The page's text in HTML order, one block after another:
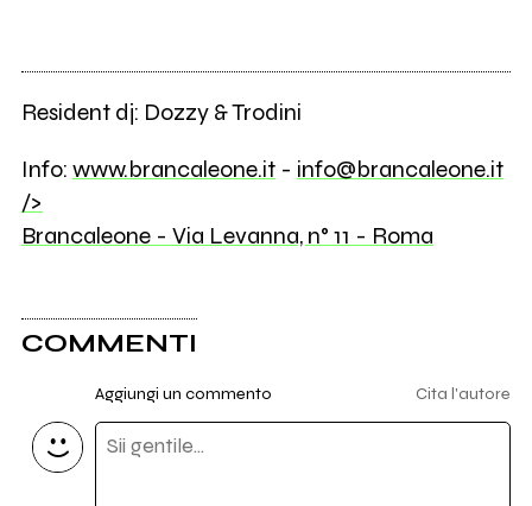
Resident dj: Dozzy & Trodini
Info: www.brancaleone.it- info@brancaleone.it
/>
Brancaleone - Via Levanna, n° 11 - Roma
COMMENTI
Aggiungi un commento Cita l'autore